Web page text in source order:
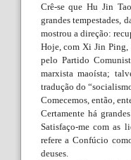
Crê-se que Hu Jin
grandes tempestades,
mostrou a direção:
Hoje, com Xi Jin
pelo Partido
marxista maoísta;
tradução do
Comecemos, então,
Certamente há
Satisfaço-me com as
refere a Confúcio
deuses.